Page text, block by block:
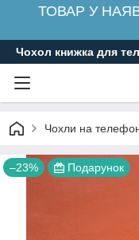
ТОВАР У
Чохол книжка для
Чохли на
–23% Подарунок